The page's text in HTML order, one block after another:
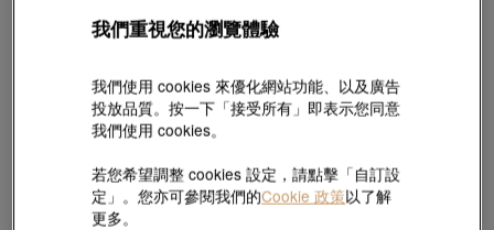
「Form「形」」18K玫瑰金粉紅碧璽手鍊
我們重視您的瀏覽體驗
我們使用 cookies 來優化網站功能、以及廣告
投放品質。按一下「接受所有」即表示您同意
我們使用 cookies。
若您希望調整 cookies 設定，請點擊「自訂設
定」。您亦可參閱我們的Cookie 政策以了解
更多。